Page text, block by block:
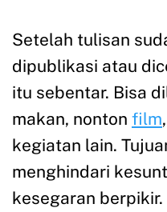
Setelah tulisan
dipublikasi atau
itu sebentar. Bisa
makan, nonton film
kegiatan lain.
menghindari
kesegaran